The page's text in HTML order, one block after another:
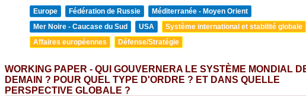
Europe Fédération de Russie
Méditerranée - Moyen Orient
Mer Noire - Caucase du Sud
USA
Système international et stabilité globale
Affaires européennes
Défense/Stratégie
WORKING PAPER - QUI GOUVERNERA LE SYSTÈME MONDIAL
DEMAIN ? POUR QUEL TYPE D'ORDRE ? ET DANS QUELLE
PERSPECTIVE GLOBALE ?